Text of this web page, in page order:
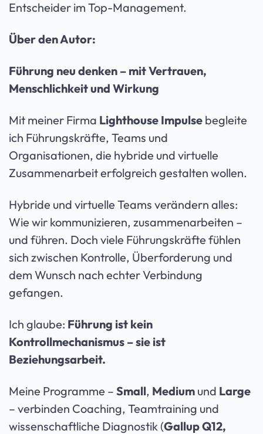
Entscheider im Top-Management.
Über den Autor:
Führung neu denken – mit Vertrauen,
Menschlichkeit und Wirkung
Mit meiner Firma Lighthouse Impulse begleite
ich Führungskräfte, Teams und
Organisationen, die hybride und virtuelle
Zusammenarbeit erfolgreich gestalten wollen.
Hybride und virtuelle Teams verändern alles:
Wie wir kommunizieren, zusammenarbeiten –
und führen. Doch viele Führungskräfte fühlen
sich zwischen Kontrolle, Überforderung und
dem Wunsch nach echter Verbindung
gefangen.
Ich glaube: Führung ist kein
Kontrollmechanismus – sie ist
Beziehungsarbeit.
Meine Programme – Small, Medium und Large
– verbinden Coaching, Teamtraining und
wissenschaftliche Diagnostik (Gallup Q12,